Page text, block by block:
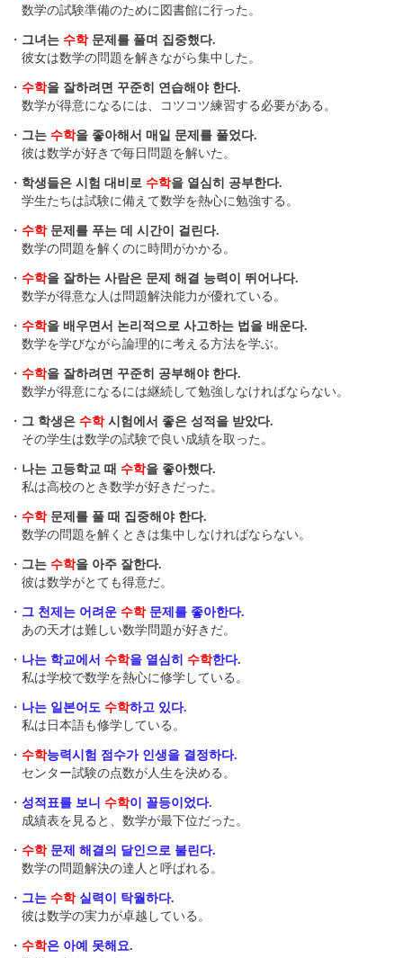
数学の試験準備のために図書館に行った。
・ 그녀는 수학문제를 풀며 집중했다.
彼女は数学の問題を解きながら集中した。
・ 수학을 잘하려면 꾸준히 연습해야 한다.
数学が得意になるには、コツコツ練習する必要がある。
・ 그는 수학을 좋아해서 매일 문제를 풀었다.
彼は数学が好きで毎日問題を解いた。
・ 학생들은 시험 대비로 수학을 열심히 공부한다.
学生たちは試験に備えて数学を熱心に勉強する。
・ 수학문제를 푸는 데 시간이 걸린다.
数学の問題を解くのに時間がかかる。
・ 수학을 잘하는 사람은 문제 해결 능력이 뛰어나다.
数学が得意な人は問題解決能力が優れている。
・ 수학을 배우면서 논리적으로 사고하는 법을 배운다.
数学を学びながら論理的に考える方法を学ぶ。
・ 수학을 잘하려면 꾸준히 공부해야 한다.
数学が得意になるには継続して勉強しなければならない。
・ 그 학생은 수학시험에서 좋은 성적을 받았다.
その学生は数学の試験で良い成績を取った。
・ 나는 고등학교 때 수학을 좋아했다.
私は高校のとき数学が好きだった。
・ 수학문제를 풀 때 집중해야 한다.
数学の問題を解くときは集中しなければならない。
・ 그는 수학을 아주 잘한다.
彼は数学がとても得意だ。
・ 그 천제는 어려운 수학문제를 좋아한다.
あの天才は難しい数学問題が好きだ。
・ 나는 학교에서 수학을 열심히 수학한다.
私は学校で数学を熱心に修学している。
・ 나는 일본어도 수학하고 있다.
私は日本語も修学している。
・ 수학능력시험 점수가 인생을 결정하다.
センター試験の点数が人生を決める。
・ 성적표를 보니 수학이 꼴등이었다.
成績表を見ると、数学が最下位だった。
・ 수학문제 해결의 달인으로 불린다.
数学の問題解決の達人と呼ばれる。
・ 그는 수학실력이 탁월하다.
彼は数学の実力が卓越している。
・ 수학은 아예 못해요.